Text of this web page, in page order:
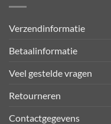
Verzendinformatie
Betaalinformatie
Veel gestelde vragen
Retourneren
Contactgegevens